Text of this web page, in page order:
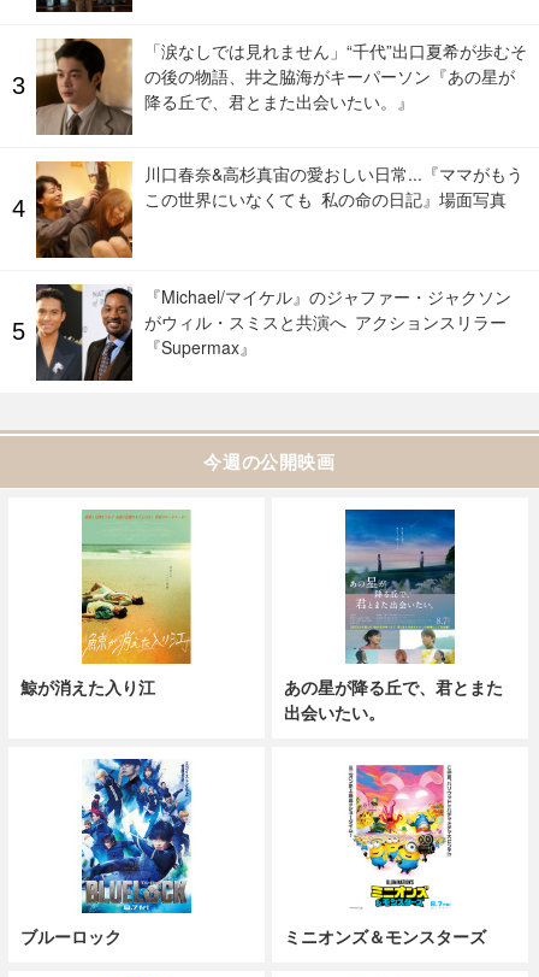
「涙なしでは見れません」“千代”出口夏希が歩むそ
の後の物語、井之脇海がキーパーソン『あの星が
降る丘で、君とまた出会いたい。』
川口春奈&高杉真宙の愛おしい日常...『ママがもう
この世界にいなくても 私の命の日記』場面写真
『Michael/マイケル』のジャファー・ジャクソン
がウィル・スミスと共演へ アクションスリラー
『Supermax』
今週の公開映画
鯨が消えた入り江
あの星が降る丘で、君とまた
出会いたい。
ブルーロック ミニオンズ＆モンスターズ